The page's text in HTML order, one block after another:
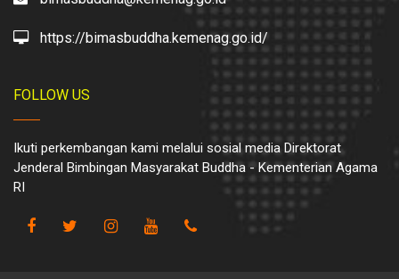
https://bimasbuddha.kemenag.go.id/
FOLLOW US
Ikuti perkembangan kami melalui sosial media Direktorat
Jenderal Bimbingan Masyarakat Buddha - Kementerian Agama
RI